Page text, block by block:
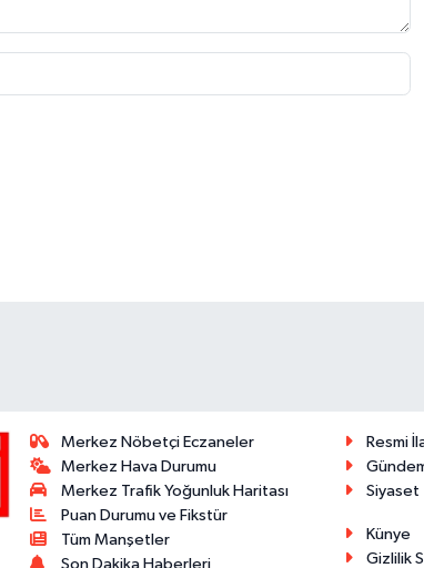
Merkez Nöbetçi Eczaneler
Merkez Hava Durumu
Merkez Trafik Yoğunluk Haritası
Puan Durumu ve Fikstür
Tüm Manşetler
Son Dakika Haberleri
Resmi
Siyaset
Künye
Gizlilik